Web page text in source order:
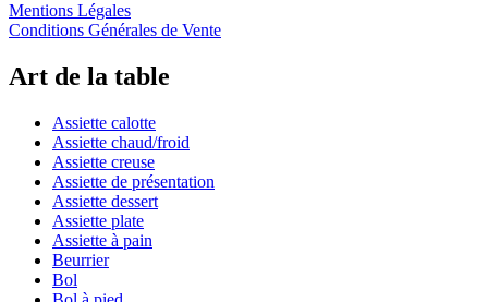
Mentions Légales
Conditions Générales de Vente
Art de la table
Assiette calotte
Assiette chaud/froid
Assiette creuse
Assiette de présentation
Assiette dessert
Assiette plate
Assiette à pain
Beurrier
Bol